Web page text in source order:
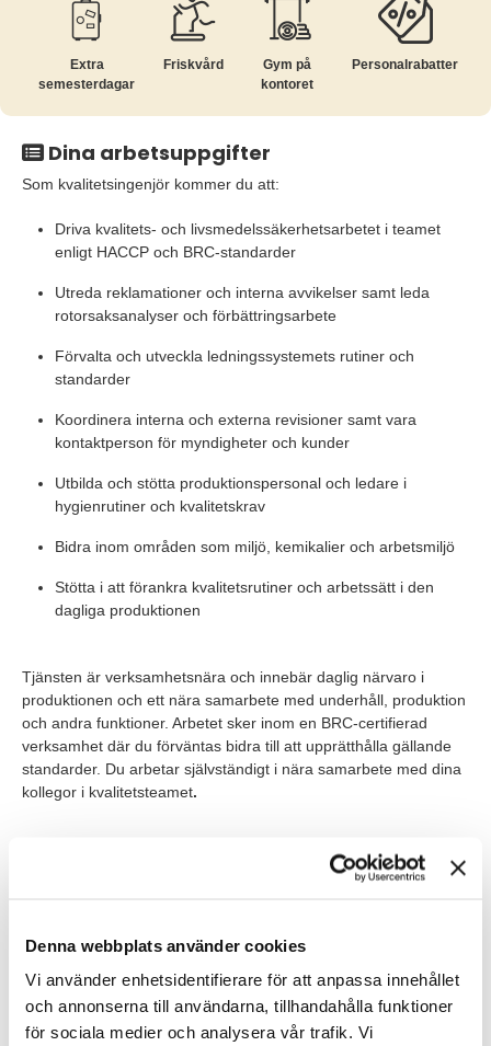
Denna webbplats använder cookies
Vi använder enhetsidentifierare för att anpassa innehållet
och annonserna till användarna, tillhandahålla funktioner
för sociala medier och analysera vår trafik. Vi
Extra
semesterdagar
Friskvård
Gym på
kontoret
Personalrabatter
Dina arbetsuppgifter
Som kvalitetsingenjör kommer du att:
Driva kvalitets- och livsmedelssäkerhetsarbetet i teamet
enligt HACCP och BRC-standarder
Utreda reklamationer och interna avvikelser samt leda
rotorsaksanalyser och förbättringsarbete
Förvalta och utveckla ledningssystemets rutiner och
standarder
Koordinera interna och externa revisioner samt vara
kontaktperson för myndigheter och kunder
Utbilda och stötta produktionspersonal och ledare i
hygienrutiner och kvalitetskrav
Bidra inom områden som miljö, kemikalier och arbetsmiljö
Stötta i att förankra kvalitetsrutiner och arbetssätt i den
dagliga produktionen
Tjänsten är verksamhetsnära och innebär daglig närvaro i
produktionen och ett nära samarbete med underhåll, produktion
och andra funktioner. Arbetet sker inom en BRC-certifierad
verksamhet där du förväntas bidra till att upprätthålla gällande
standarder. Du arbetar självständigt i nära samarbete med dina
kollegor i kvalitetsteamet.
Du utgår från anläggningen i Järna, Södertälje kommun, och
på siten. Arbetstiden är dagtid med viss flexibilitet. Tjänsten är
en tillsvidareanställning på heltid och inleds med sex månaders
provanställning. Eftersom rollen är nära kopplad till den dagliga
produktionen är regelbunden närvaro på anläggningen en viktig